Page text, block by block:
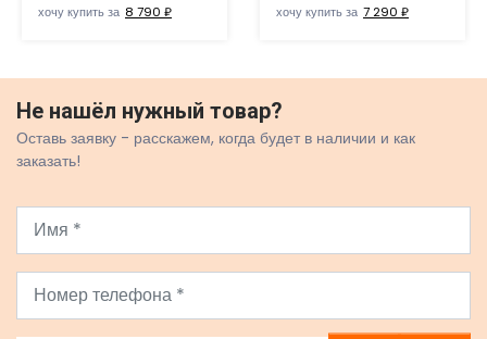
хочу купить за 8 790 ₽ хочу купить за 7 290 ₽
Не нашёл нужный товар?
Оставь заявку - расскажем, когда будет в наличии и как
заказать!